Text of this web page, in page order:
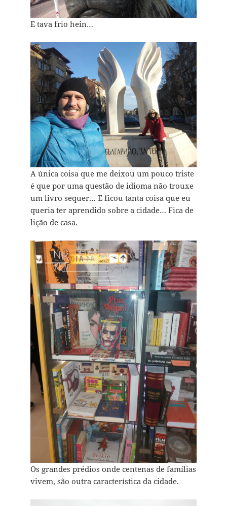
E tava frio hein…
A única coisa que me deixou um pouco triste
é que por uma questão de idioma não trouxe
um livro sequer… E ficou tanta coisa que eu
queria ter aprendido sobre a cidade… Fica de
lição de casa.
Os grandes prédios onde centenas de famílias
vivem, são outra característica da cidade.